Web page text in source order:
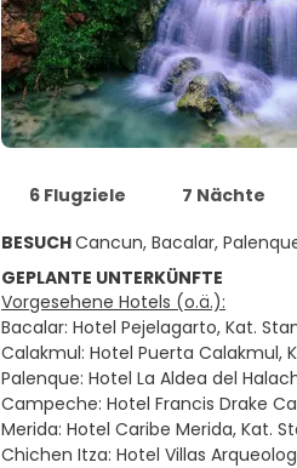
6 Flugziele 7 Nächte
BESUCHCancun, Bacalar,
GEPLANTE UNTERKÜNFTE
Vorgesehene Hotels (o.ä.):
Bacalar: Hotel Pejelagarto, Kat.
Calakmul: Hotel Puerta Calakmul,
Palenque: Hotel La Aldea del
Campeche: Hotel Francis Drake
Merida: Hotel Caribe Merida, Kat.
Chichen Itza: Hotel Villas